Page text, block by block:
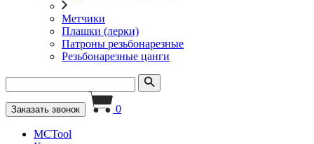
Метчики
Плашки (лерки)
Патроны резьбонарезные
Резьбонарезные цанги
Заказать звонок 0
MCTool